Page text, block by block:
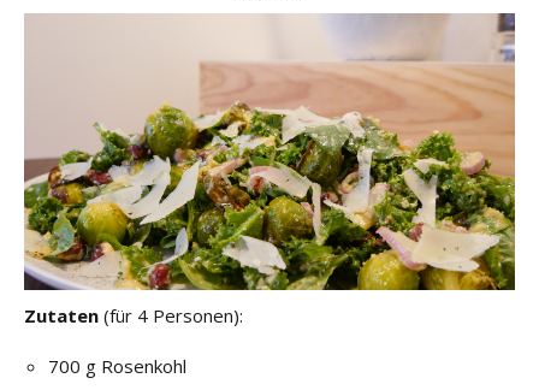
Zutaten (für 4 Personen):
700 g Rosenkohl